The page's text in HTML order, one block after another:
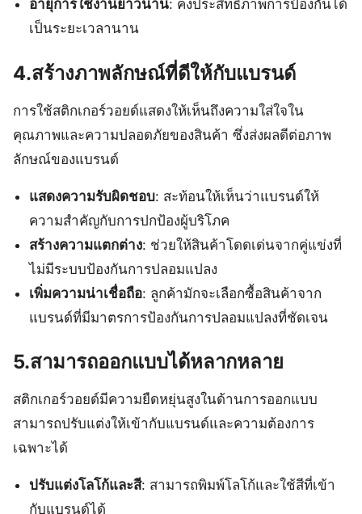
อายุการใช้งานยาวนาน: คงประสิทธิภาพการป้องกันได้
เป็นระยะเวลานาน
4.สร้างภาพลักษณ์ที่ดีให้กับแบรนด์
การใช้สติกเกอร์วอยด์แสดงให้เห็นถึงความใส่ใจใน
คุณภาพและความปลอดภัยของสินค้า ซึ่งส่งผลดีต่อภาพ
ลักษณ์ของแบรนด์
แสดงความรับผิดชอบ: สะท้อนให้เห็นว่าแบรนด์ให้
ความสำคัญกับการปกป้องผู้บริโภค
สร้างความแตกต่าง: ช่วยให้สินค้าโดดเด่นจากคู่แข่งที่
ไม่มีระบบป้องกันการปลอมแปลง
เพิ่มความน่าเชื่อถือ: ลูกค้ามักจะเลือกซื้อสินค้าจาก
แบรนด์ที่มีมาตรการป้องกันการปลอมแปลงที่ชัดเจน
5.สามารถออกแบบได้หลากหลาย
สติกเกอร์วอยด์มีความยืดหยุ่นสูงในด้านการออกแบบ
สามารถปรับแต่งให้เข้ากับแบรนด์และความต้องการ
เฉพาะได้
ปรับแต่งโลโก้และสี: สามารถพิมพ์โลโก้และใช้สีที่เข้า
กับแบรนด์ได้